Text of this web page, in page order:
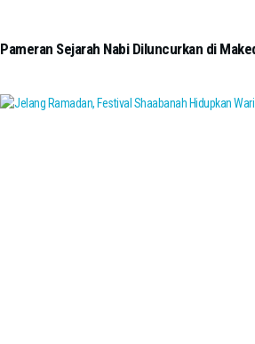
Pameran Sejarah Nabi Diluncurkan di